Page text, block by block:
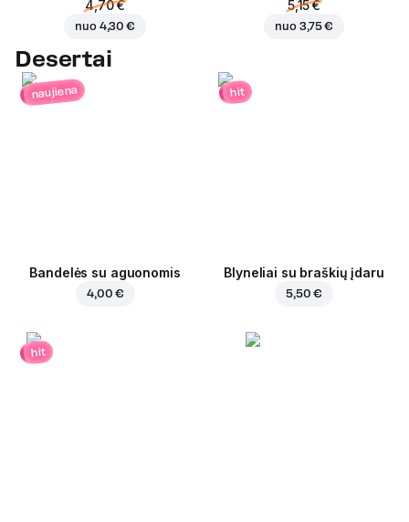
4,70 €
nuo 4,30 €
5,15 €
nuo 3,75 €
Desertai
naujiena
Bandelės su aguonomis
4,00 €
hit
Blyneliai su braškių įdaru
5,50 €
hit